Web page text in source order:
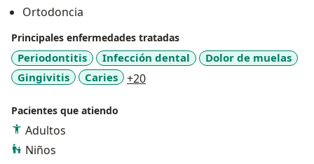
Ortodoncia
Principales enfermedades tratadas
Periodontitis Infección dental
Dolor de muelas
Gingivitis
Caries +20a11y_sr_more_diseases
Pacientes que atiendo
Adultos
Niños